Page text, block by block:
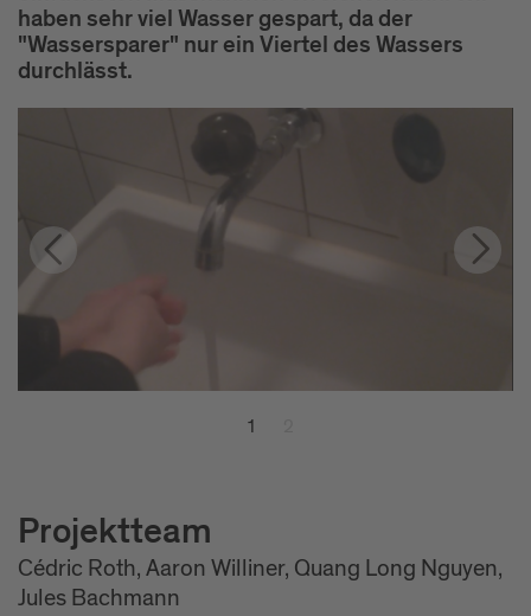
haben sehr viel Wasser gespart, da der
"Wassersparer" nur ein Viertel des Wassers
durchlässt.
1
Projektteam
Cédric Roth, Aaron Williner, Quang Long Nguyen,
Jules Bachmann